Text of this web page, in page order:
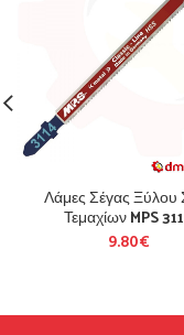
Λάμες Σέγας Ξύλου
Τεμαχίων MPS
9.80€